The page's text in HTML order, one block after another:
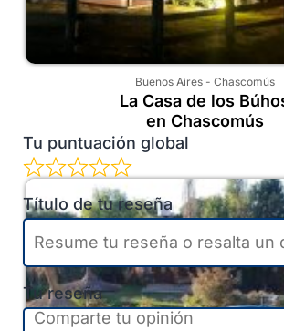
Buenos Aires- Chascomús
La Casa de los
en Chascomús
Tu puntuación global
Título de tu reseña
Tu reseña